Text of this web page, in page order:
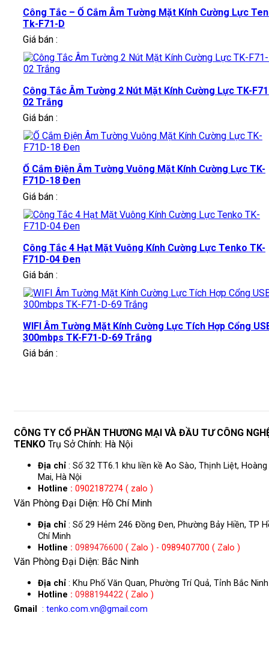
Công Tắc – Ổ Cắm Âm Tường Mặt Kính Cường Lực
Tk-F71-D
Giá bán :
Công Tắc Âm Tường 2 Nút Mặt Kính Cường Lực TK-
02 Trắng
Giá bán :
Ổ Cắm Điện Âm Tường Vuông Mặt Kính Cường Lực TK-
F71D-18 Đen
Giá bán :
Công Tắc 4 Hạt Mặt Vuông Kính Cường Lực Tenko TK-
F71D-04 Đen
Giá bán :
WIFI Âm Tường Mặt Kính Cường Lực Tích Hợp Cổng
300mbps TK-F71-D-69 Trắng
Giá bán :
CÔNG TY CỔ PHẦN THƯƠNG MẠI VÀ ĐẦU TƯ CÔNG
TENKO Trụ Sở Chính: Hà Nội
Địa chỉ : Số 32 TT6.1 khu liền kề Ao Sào, Thịnh Liệt, Hoàng
Mai, Hà Nội
Hotline : 0902187274 ( zalo )
Văn Phòng Đại Diện: Hồ Chí Minh
Địa chỉ : Số 29 Hẻm 246 Đồng Đen, Phường Bảy Hiền, TP
Chí Minh
Hotline : 0989476600 ( Zalo ) - 0989407700 ( Zalo )
Văn Phòng Đại Diện: Bắc Ninh
Địa chỉ : Khu Phố Văn Quan, Phường Trí Quả, Tỉnh Bắc Ninh
Hotline : 0988194422 ( Zalo )
Gmail
: tenko.com.vn@gmail.com